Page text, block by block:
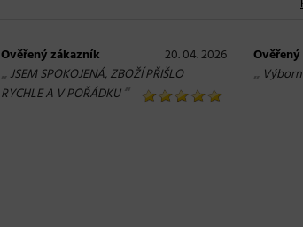
Ověřený zákazník 20. 04. 2026
„ JSEM SPOKOJENÁ, ZBOŽÍ PŘIŠLO
RYCHLE A V POŘÁDKU“
„